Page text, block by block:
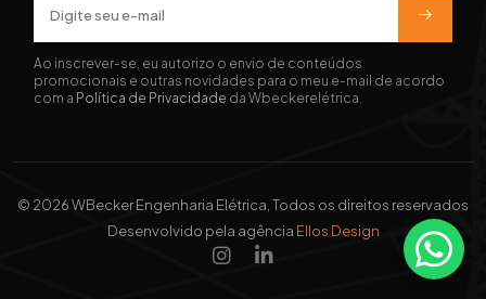
Ao inscrever-se, eu autorizo o envio de conteúdos
promocionais e outras novidades para o meu e-mail de acordo
com a Política de Privacidade da Wbeckerelétrica.
© 2026 WBecker Engenharia Elétrica, Todos os direitos reservados
Desenvolvido pela agência Ellos Design